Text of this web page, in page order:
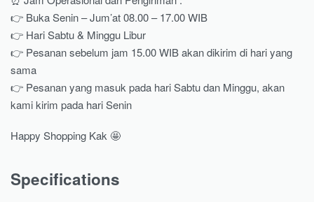
👉 Buka Senin – Jum’at 08.00 – 17.00 WIB
👉 Hari Sabtu & Minggu Libur
👉 Pesanan sebelum jam 15.00 WIB akan dikirim di hari yang
sama
👉 Pesanan yang masuk pada hari Sabtu dan Minggu, akan
kami kirim pada hari Senin
Happy Shopping Kak 🤩
Specifications